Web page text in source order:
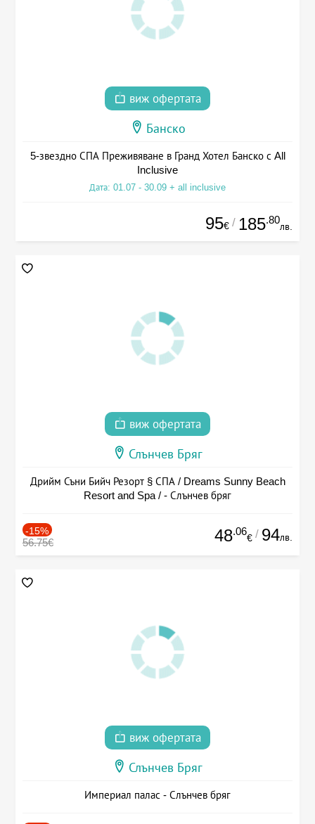
виж офертата
Банско
5-звездно СПА Преживяване в Гранд Хотел Банско с All
Inclusive
Дата: 01.07 - 30.09 + all inclusive
95€ / 185.80
лв.
виж офертата
Слънчев Бряг
Дрийм Съни Бийч Резорт § СПА / Dreams Sunny Beach
Resort and Spa / - Слънчев бряг
-15%
56.75€ 48.06
€ / 94лв.
виж офертата
Слънчев Бряг
Империал палас - Слънчев бряг